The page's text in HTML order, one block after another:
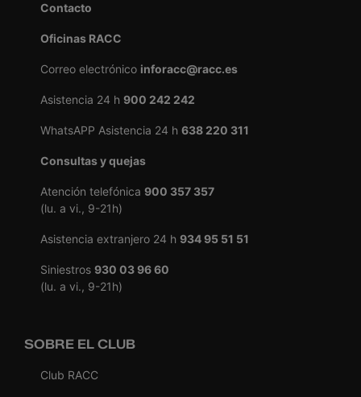
Contacto
Oficinas RACC
Correo electrónico inforacc@racc.es
Asistencia 24 h 900 242 242
WhatsAPP Asistencia 24 h 638 220 311
Consultas y quejas
Atención telefónica 900 357 357
(lu. a vi., 9-21h)
Asistencia extranjero 24 h 934 95 51 51
Siniestros 930 03 96 60
(lu. a vi., 9-21h)
SOBRE EL CLUB
Club RACC